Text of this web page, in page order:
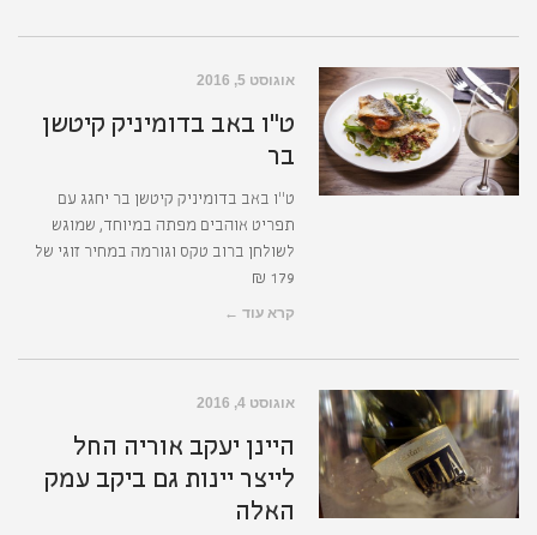
אוגוסט 5, 2016
ט"ו באב בדומיניק קיטשן
בר
ט"ו באב בדומיניק קיטשן בר יחגג עם
תפריט אוהבים מפתה במיוחד, שמוגש
לשולחן ברוב טקס וגורמה במחיר זוגי של
179 ₪
קרא עוד ←
אוגוסט 4, 2016
היינן יעקב אוריה החל
לייצר יינות גם ביקב עמק
האלה